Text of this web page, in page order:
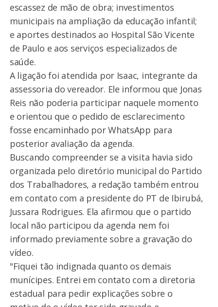
escassez de mão de obra; investimentos
municipais na ampliação da educação infantil;
e aportes destinados ao Hospital São Vicente
de Paulo e aos serviços especializados de
saúde.
A ligação foi atendida por Isaac, integrante da
assessoria do vereador. Ele informou que Jonas
Reis não poderia participar naquele momento
e orientou que o pedido de esclarecimento
fosse encaminhado por WhatsApp para
posterior avaliação da agenda.
Buscando compreender se a visita havia sido
organizada pelo diretório municipal do Partido
dos Trabalhadores, a redação também entrou
em contato com a presidente do PT de Ibirubá,
Jussara Rodrigues. Ela afirmou que o partido
local não participou da agenda nem foi
informado previamente sobre a gravação do
vídeo.
"Fiquei tão indignada quanto os demais
munícipes. Entrei em contato com a diretoria
estadual para pedir explicações sobre o